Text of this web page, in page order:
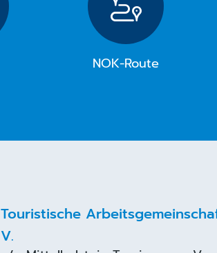
NOK-Route
Touristische
V.